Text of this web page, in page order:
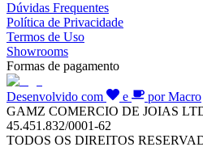
Dúvidas Frequentes
Política de Privacidade
Termos de Uso
Showrooms
Formas de pagamento
Desenvolvido com e
por Macro
GAMZ COMERCIO DE JOIAS
45.451.832/0001-62
TODOS OS DIREITOS